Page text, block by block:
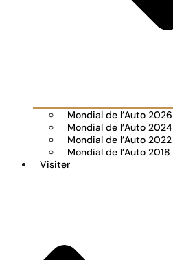
Mondial de l’Auto 2026
Mondial de l’Auto 2024
Mondial de l’Auto 2022
Mondial de l’Auto 2018
Visiter